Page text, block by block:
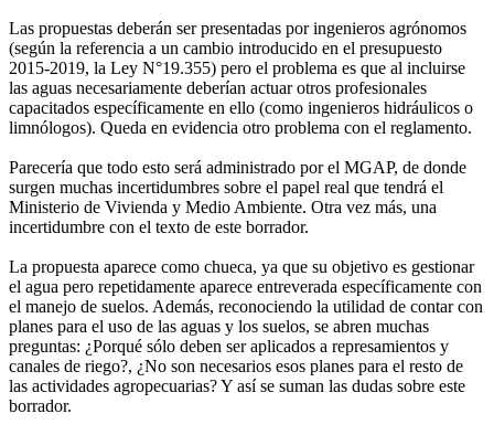
Las propuestas deberán ser presentadas por ingenieros agrónomos
(según la referencia a un cambio introducido en el presupuesto
2015-2019, la Ley N°19.355) pero el problema es que al incluirse
las aguas necesariamente deberían actuar otros profesionales
capacitados específicamente en ello (como ingenieros hidráulicos o
limnólogos). Queda en evidencia otro problema con el reglamento.
Parecería que todo esto será administrado por el MGAP, de donde
surgen muchas incertidumbres sobre el papel real que tendrá el
Ministerio de Vivienda y Medio Ambiente. Otra vez más, una
incertidumbre con el texto de este borrador.
La propuesta aparece como chueca, ya que su objetivo es gestionar
el agua pero repetidamente aparece entreverada específicamente con
el manejo de suelos. Además, reconociendo la utilidad de contar con
planes para el uso de las aguas y los suelos, se abren muchas
preguntas: ¿Porqué sólo deben ser aplicados a represamientos y
canales de riego?, ¿No son necesarios esos planes para el resto de
las actividades agropecuarias? Y así se suman las dudas sobre este
borrador.